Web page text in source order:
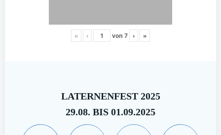
« ‹ von 7 › »
LATERNENFEST 2025
29.08. BIS 01.09.2025